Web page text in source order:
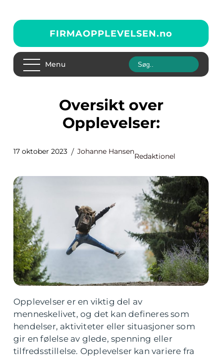
FIRMAOPPLEVELSEN.no
Menu
Oversikt over
Opplevelser:
17 oktober 2023 Johanne Hansen
Redaktionel
Opplevelser er en viktig del av
menneskelivet, og det kan defineres som
hendelser, aktiviteter eller situasjoner som
gir en følelse av glede, spenning eller
tilfredsstillelse. Opplevelser kan variere fra